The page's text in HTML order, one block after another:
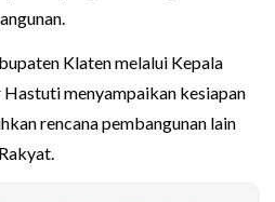
Klaten melalui Kepala
Hastuti menyampaikan kesiapan
rencana pembangunan lain